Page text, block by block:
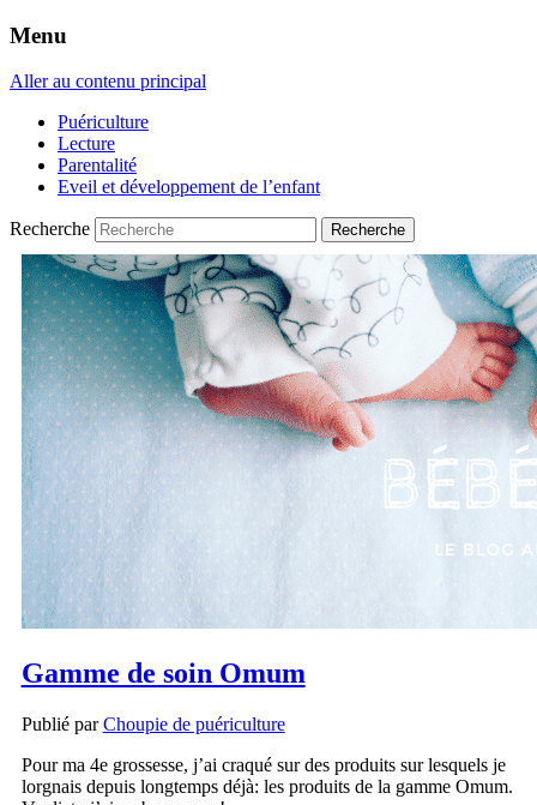
Menu
Aller au contenu principal
Puériculture
Lecture
Parentalité
Eveil et développement de l’enfant
Recherche
Gamme de soin Omum
Publié parChoupie de puériculture
Pour ma 4e grossesse, j’ai craqué sur des produits sur lesquels je
lorgnais depuis longtemps déjà: les produits de la gamme Omum.